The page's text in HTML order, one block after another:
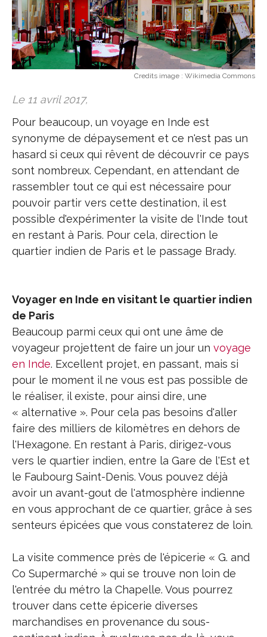
Credits image : Wikimedia Commons
Le 11 avril 2017,
Pour beaucoup, un voyage en Inde est
synonyme de dépaysement et ce n'est pas un
hasard si ceux qui rêvent de découvrir ce pays
sont nombreux. Cependant, en attendant de
rassembler tout ce qui est nécessaire pour
pouvoir partir vers cette destination, il est
possible d'expérimenter la visite de l'Inde tout
en restant à Paris. Pour cela, direction le
quartier indien de Paris et le passage Brady.
Voyager en Inde en visitant le quartier indien
de Paris
Beaucoup parmi ceux qui ont une âme de
voyageur projettent de faire un jour un voyage
en Inde. Excellent projet, en passant, mais si
pour le moment il ne vous est pas possible de
le réaliser, il existe, pour ainsi dire, une
« alternative ». Pour cela pas besoins d'aller
faire des milliers de kilomètres en dehors de
l'Hexagone. En restant à Paris, dirigez-vous
vers le quartier indien, entre la Gare de l'Est et
le Faubourg Saint-Denis. Vous pouvez déjà
avoir un avant-gout de l'atmosphère indienne
en vous approchant de ce quartier, grâce à ses
senteurs épicées que vous constaterez de loin.
La visite commence près de l'épicerie « G. and
Co Supermarché » qui se trouve non loin de
l'entrée du métro la Chapelle. Vous pourrez
trouver dans cette épicerie diverses
marchandises en provenance du sous-